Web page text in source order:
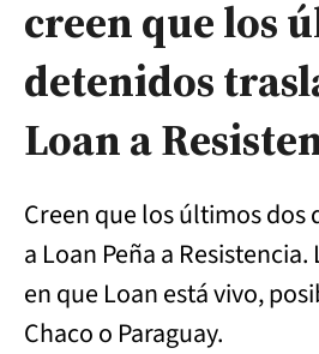
creen que los
detenidos
Loan a
Creen que los últimos
a Loan Peña a
en que Loan está vivo,
Chaco o Paraguay.